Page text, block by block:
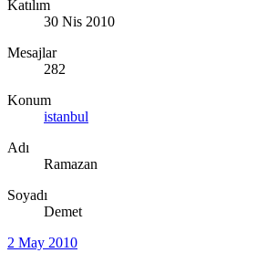
Katılım
30 Nis 2010
Mesajlar
282
Konum
istanbul
Adı
Ramazan
Soyadı
Demet
2 May 2010